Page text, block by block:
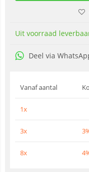
Uit voorraad
Deel via
Vanaf aantal
1x
3x
8x